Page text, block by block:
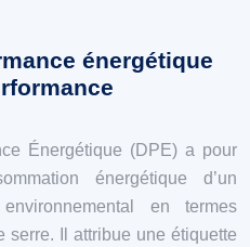
énergétique
Énergétique (DPE) a pour
énergétique d’un
en termes
serre. Il attribue une étiquette